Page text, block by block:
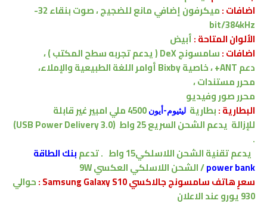
اضافات :
ميكرفون إضافي مانع للضجيج ، صوت بنقاء 32-
bit/384kHz
الألوان المتاحة :أبيض
اضافات :سامسونج DeX ( يدعم تجربه سطح المكتب ) ،
دعم ANT+ ، خاصية Bixby أوامر اللغة الطبيعية والإملاء
،
محرر مستندات ،
محرر صور وفيديو
البطارية :بطارية ليثيوم-أيون 4500ملي امبيرغير قابلة
للإزالة يدعم الشحن السريع25 واط
(USB Power Delivery 3.0)
.
يدعمتقنية الشحن اللاسلكي15 واط .تدعمبنك الطاقة
power bank/ الشحن اللاسلكي العكسي 9W
سعرٍ هاتف سامسونج جالاكسي Samsung Galaxy S10 :
حوالي
930 يورو عند الاعلان